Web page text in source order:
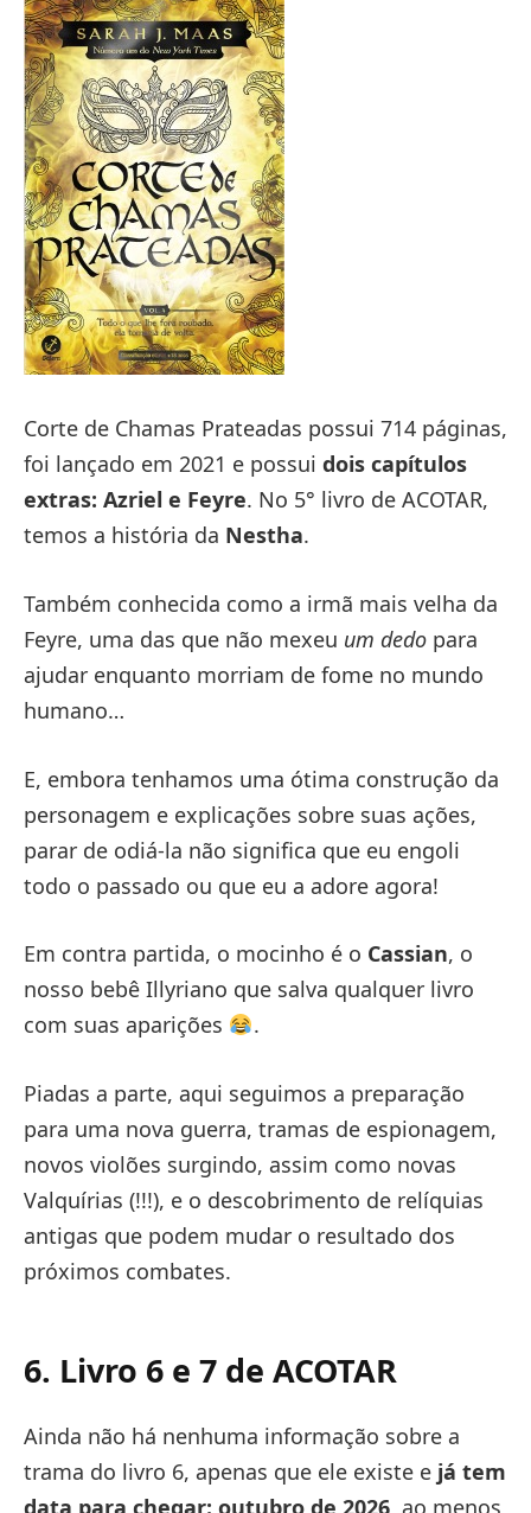
Corte de Chamas Prateadas possui 714 páginas,
foi lançado em 2021 e possui dois capítulos
extras: Azriel e Feyre. No 5° livro de ACOTAR,
temos a história da Nestha.
Também conhecida como a irmã mais velha da
Feyre, uma das que não mexeu um dedo para
ajudar enquanto morriam de fome no mundo
humano…
E, embora tenhamos uma ótima construção da
personagem e explicações sobre suas ações,
parar de odiá-la não significa que eu engoli
todo o passado ou que eu a adore agora!
Em contra partida, o mocinho é o Cassian, o
nosso bebê Illyriano que salva qualquer livro
com suas aparições
.
Piadas a parte, aqui seguimos a preparação
para uma nova guerra, tramas de espionagem,
novos violões surgindo, assim como novas
Valquírias (!!!), e o descobrimento de relíquias
antigas que podem mudar o resultado dos
próximos combates.
6. Livro 6 e 7 de ACOTAR
Ainda não há nenhuma informação sobre a
trama do livro 6, apenas que ele existe e já tem
data para chegar: outubro de 2026 , ao menos